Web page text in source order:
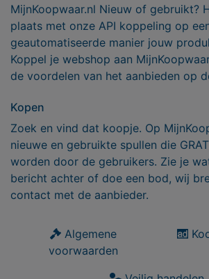
MijnKoopwaar.nl Nieuw of gebruikt?
plaats met onze API koppeling op
geautomatiseerde manier jouw
Koppel je webshop aan
de voordelen van het aanbieden op
Kopen
Zoek en vind dat koopje. Op
nieuwe en gebruikte spullen die
worden door de gebruikers. Zie je
bericht achter of doe een bod, wij
contact met de aanbieder.
Algemene
voorwaarden